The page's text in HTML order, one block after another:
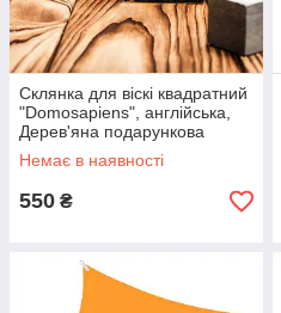
Склянка для віскі квадратний
"Domosapiens", англійська,
Дерев'яна подарункова
коробка
Немає в наявності
550 ₴